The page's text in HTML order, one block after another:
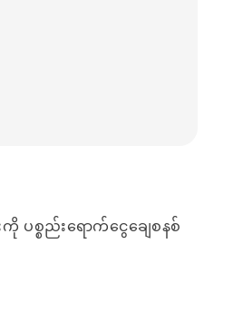
ပစ္စည်းရောက်ငွေချေစနစ်